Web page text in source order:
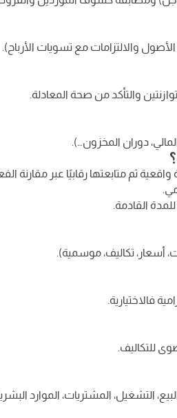
والالتزامات مع تسويات الأرباح).
والتأكد من صحة المعادلة.
دوران المخزون…).
ثم متابعتها رقابيًا عبر مقارنة
القادمة.
أسعار، تكاليف، موسمية).
فالاختيارية.
للتكاليف.
التشغيل، المشتريات، الموارد